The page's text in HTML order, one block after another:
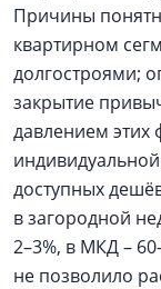
Причины
квартирном
долгостроями;
закрытие
давлением этих
доступных
в загородной
2–3%, в МКД –
не позволило